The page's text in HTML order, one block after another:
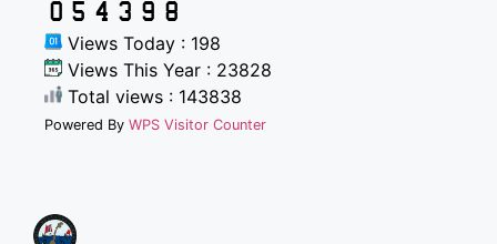
Views Today : 198
Views This Year : 23828
Total views : 143838
Powered By WPS Visitor Counter